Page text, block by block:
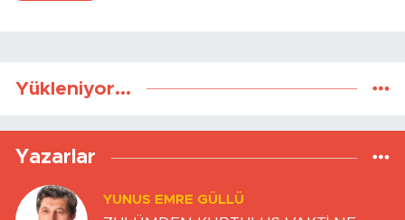
Yükleniyor...
Yazarlar
YUNUS EMRE GÜLLÜ